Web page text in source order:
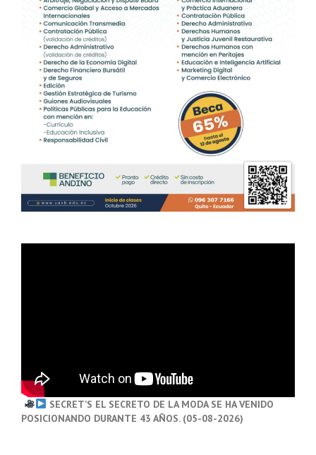
SECRET’S EL SECRETO DE LA MODA SE HA VENIDO
POSICIONANDO DURANTE 43 AÑOS. (05-08-2026)